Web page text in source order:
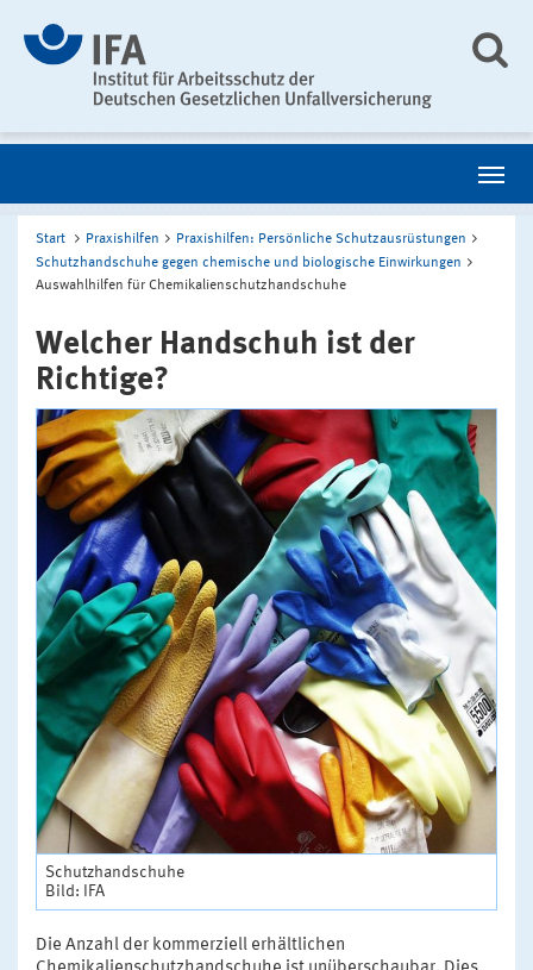
Start Praxishilfen
Praxishilfen: Persönliche Schutzausrüstungen
Schutzhandschuhe gegen chemische und biologische Einwirkungen
Auswahlhilfen für Chemikalienschutzhandschuhe
Welcher Handschuh ist der
Richtige?
Schutzhandschuhe
Bild: IFA
Die Anzahl der kommerziell erhältlichen